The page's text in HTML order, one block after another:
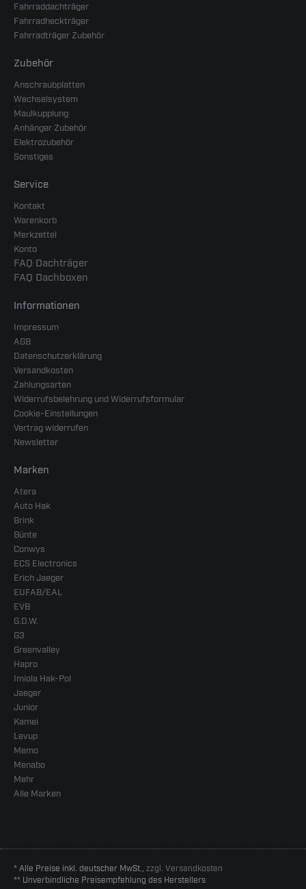
Fahrraddachträger
Fahrradheckträger
Fahrradträger Zubehör
Zubehör
Anschraubplatten
Wechselsystem
Maulkupplung
Anhänger Zubehör
Elektrozubehör
Sonstiges
Service
Kontakt
Warenkorb
Merkzettel
Konto
FAQ Dachträger
FAQ Dachboxen
Informationen
Impressum
AGB
Datenschutzerklärung
Versandkosten
Zahlungsarten
Widerrufsbelehrung und Widerrufsformular
Cookie-Einstellungen
Vertrag widerrufen
Newsletter
Marken
Atera
Auto Hak
Brink
Bünte
Conwys
ECS Electronics
Erich Jaeger
EUFAB/EAL
EVB
G.D.W.
G3
Greenvalley
Hapro
Imiola Hak-Pol
Jaeger
Junior
Kamei
Levup
Memo
Menabo
Mehr
Alle Marken
* Alle Preise inkl. deutscher MwSt., zzgl. Versandkosten
** Unverbindliche Preisempfehlung des Herstellers